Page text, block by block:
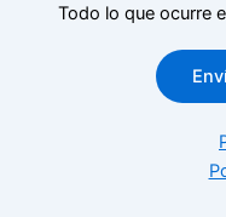
Todo lo que ocurre